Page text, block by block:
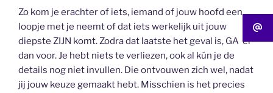
Zo kom je erachter of iets, iemand of jouw hoofd een
loopje met je neemt of dat iets werkelijk uit jouw
diepste ZIJN komt. Zodra dat laatste het geval is, GA er
dan voor. Je hebt niets te verliezen, ook al kún je de
details nog niet invullen. Die ontvouwen zich wel, nadat
jij jouw keuze gemaakt hebt. Misschien is het precies